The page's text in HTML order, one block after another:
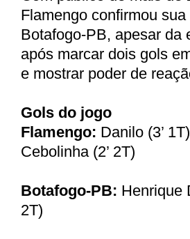
Flamengo confirmou
Botafogo-PB, apesar da
após marcar dois gols
e mostrar poder de
Gols do jogo
Flamengo: Danilo (3’
Cebolinha (2’ 2T)
Botafogo-PB: Henrique
2T)